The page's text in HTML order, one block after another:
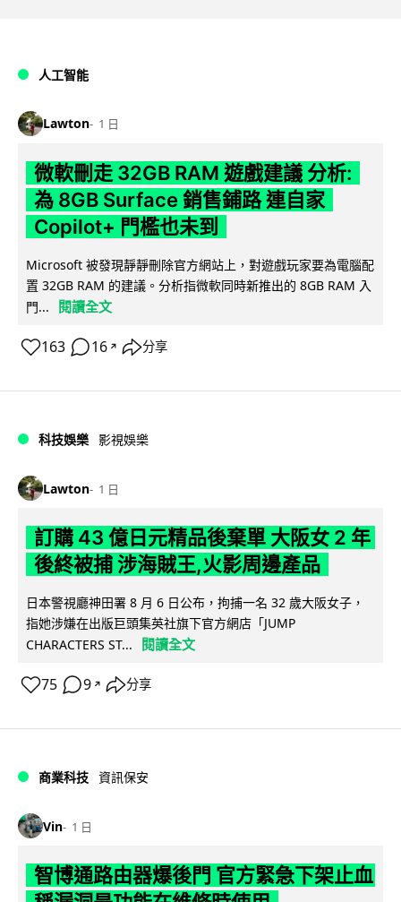
人工智能
Lawton 1 日
微軟刪走 32GB RAM 遊戲建議 分析:
為 8GB Surface 銷售鋪路 連自家
Copilot+ 門檻也未到
Microsoft 被發現靜靜刪除官方網站上，對遊戲玩家要為電腦配
置 32GB RAM 的建議。分析指微軟同時新推出的 8GB RAM 入
門...
閱讀全文
163 16 ↗ 分享
科技娛樂 影視娛樂
Lawton 1 日
訂購 43 億日元精品後棄單 大阪女 2 年
後終被捕 涉海賊王,火影周邊產品
日本警視廳神田署 8 月 6 日公布，拘捕一名 32 歲大阪女子，
指她涉嫌在出版巨頭集英社旗下官方網店「JUMP
CHARACTERS ST...
閱讀全文
75 9 ↗ 分享
商業科技 資訊保安
Vin 1 日
智博通路由器爆後門 官方緊急下架止血